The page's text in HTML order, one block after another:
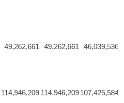
49,262,661 49,262,661 46,039,536
114,946,209 114,946,209107,425,584